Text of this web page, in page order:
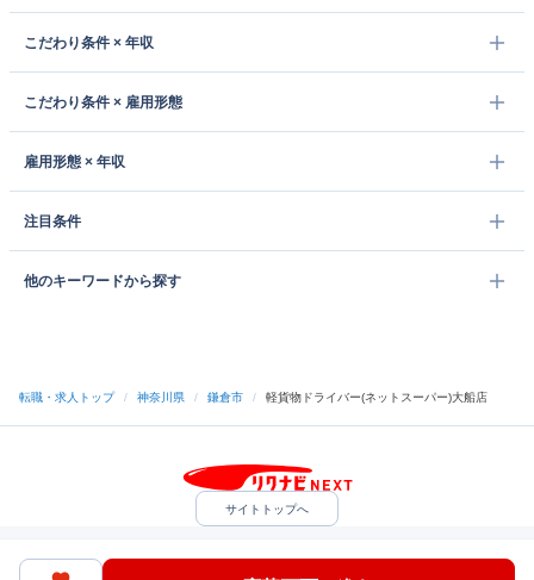
こだわり条件 × 年収
こだわり条件 × 雇用形態
雇用形態 × 年収
注目条件
他のキーワードから探す
転職・求人トップ / 神奈川県 / 鎌倉市 / 軽貨物ドライバー(ネットスーパー)大船店
サイトトップへ
中途採用をご検討の企業様